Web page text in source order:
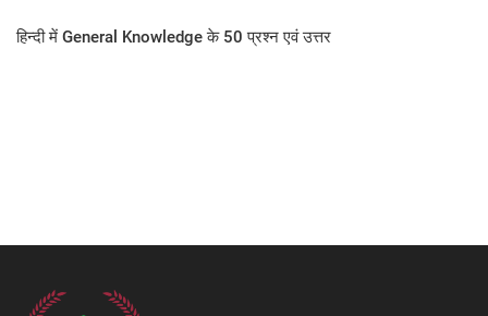
हिन्दी में General Knowledge के 50 प्रश्न एवं उत्तर